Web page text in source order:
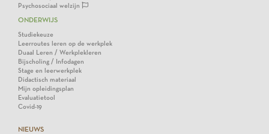
Psychosociaal welzijn
ONDERWIJS
Studiekeuze
Leerroutes leren op de werkplek
Duaal Leren / Werkplekleren
Bijscholing / Infodagen
Stage en leerwerkplek
Didactisch materiaal
Mijn opleidingsplan
Evaluatietool
Covid-19
NIEUWS